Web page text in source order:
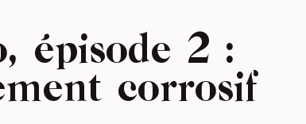
épisode 2 :
corrosif